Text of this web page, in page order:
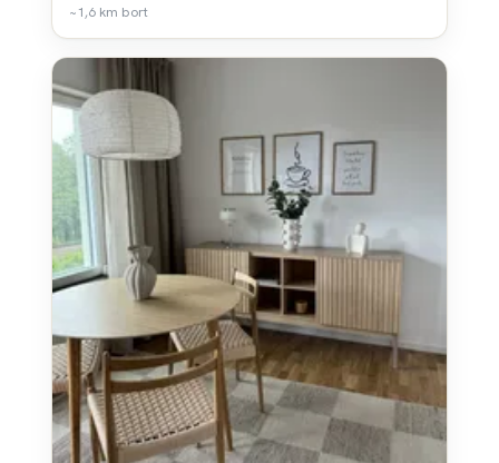
~1,6 km bort